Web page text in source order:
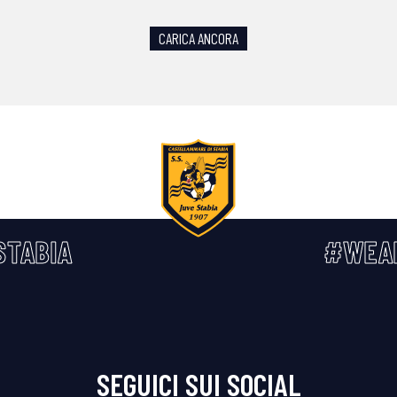
CARICA ANCORA
SEGUICI SUI SOCIAL